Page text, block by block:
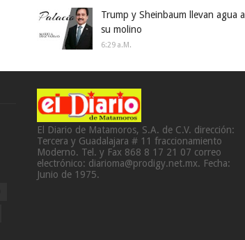
Trump y Sheinbaum llevan agua a
su molino
6:29 A.m.
El Diario de Matamoros, S.A. de C.V. dirección:
Tercera y Guadalajara # 11 fraccionamiento
Moderno. Tel. y Fax 868 8 17 21 07 correo
electrónico: diarioma@prodigy.net.mx. Fecha:
Junio de 1975.